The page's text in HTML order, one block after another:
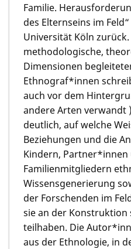
Familie.
des Elternseins im
Universität Köln
methodologische,
Dimensionen
Ethnograf*innen
auch vor dem
andere Arten verwandt
deutlich, auf welche
Beziehungen und die
Kindern, Partner*innen
Familienmitgliedern
Wissensgenerierung
der Forschenden im
sie an der Konstruktion
teilhaben. Die
aus der Ethnologie, in